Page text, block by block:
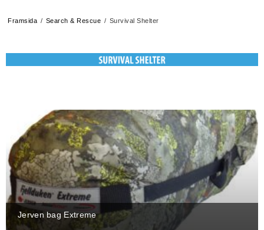
Framsida / Search & Rescue / Survival Shelter
Jerven bag Extreme